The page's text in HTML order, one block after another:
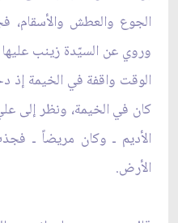
الجوع والعطش والأسقام،
وروي عن السيّدة زينب
الوقت واقفة في الخيمة إذ
كان في الخيمة، ونظر إلى
الأديم ـ وكان مريضاً ـ
الأرض.